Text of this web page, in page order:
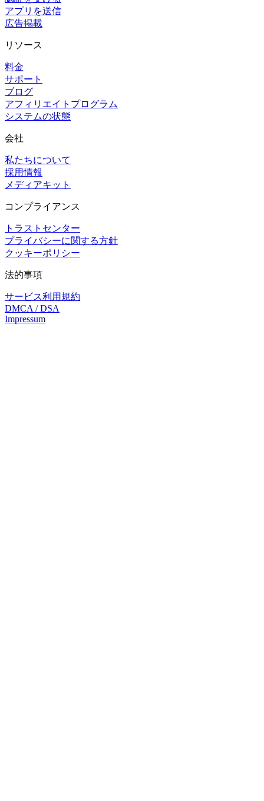
アプリを送信
広告掲載
リソース
料金
サポート
ブログ
アフィリエイトプログラム
システムの状態
会社
私たちについて
採用情報
メディアキット
コンプライアンス
トラストセンター
プライバシーに関する方針
クッキーポリシー
法的事項
サービス利用規約
DMCA / DSA
Impressum